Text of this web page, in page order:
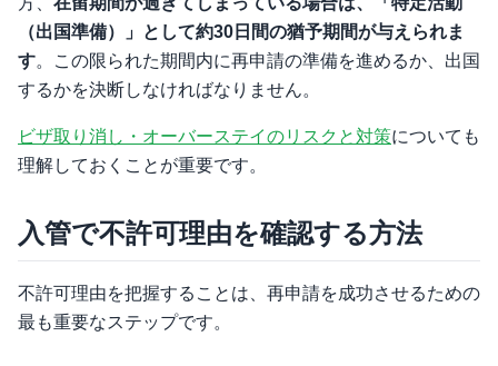
（出国準備）」として約30日間の猶予期間が与えられま
す。この限られた期間内に再申請の準備を進めるか、出国
するかを決断しなければなりません。
ビザ取り消し・オーバーステイのリスクと対策についても
理解しておくことが重要です。
入管で不許可理由を確認する方法
不許可理由を把握することは、再申請を成功させるための
最も重要なステップです。